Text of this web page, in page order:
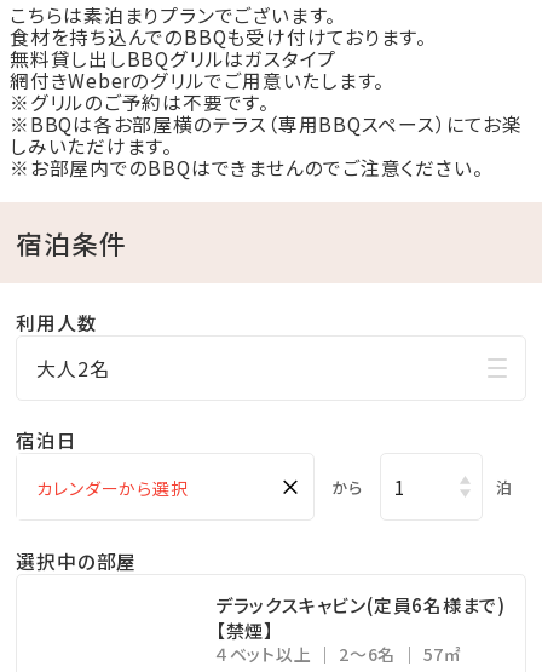
那覇空港からは、お車で約1時間50分ほどの距離に位
置します。
②沖縄最大級のグランピング施設
全16棟（ドームテント8棟、キャビン8棟）を誇り、広々と
した空間でプライベートな滞在を楽しめます。
各棟にシャワー・トイレを完備しており、離島の中の大自
然を感じながら、快適にお過ごしいただけます。
③絶景の自然環境
なら肉眼でも底が透けて見えるほど。
水平線に沈むサンセット、満点の星空といった豊かな自
④贅沢なアウトドア体験とプライベートテラス
BBQ（食事付きプラン）をご利用のお客様には、新鮮な
こちらは素泊まりプランでございます。
食材を持ち込んでのBBQも受け付けております。
無料貸し出しBBQグリルはガスタイプ
網付きWeberのグリルでご用意いたします。
※グリルのご予約は不要です。
※BBQは各お部屋横のテラス（専用BBQスペース）にてお楽
しみいただけます。
※お部屋内でのBBQはできませんのでご注意ください。
宿泊条件
利用人数
大人2名
宿泊日
× から 泊
選択中の部屋
デラックスキャビン(定員6名様まで)
【禁煙】
４ベット以上 2～6名 57㎡